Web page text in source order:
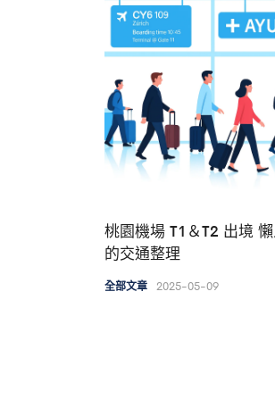
桃園機場 T1＆T2 出境
的交通整理
全部文章 2025-05-09